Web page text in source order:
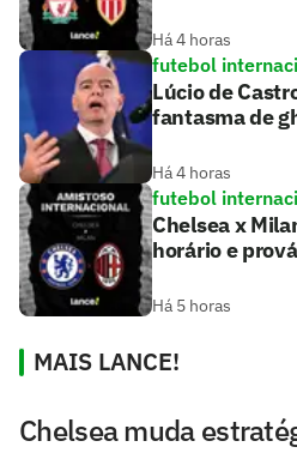
Há 4 horas
futebol
Lúcio de
fantasma de
Há 4 horas
futebol
Chelsea x
horário e
Há 5 horas
MAIS LANCE!
Chelsea muda